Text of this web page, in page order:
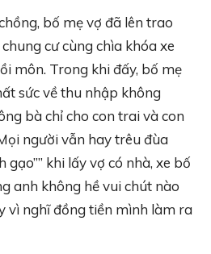
bố mẹ vợ đã lên trao
cư cùng chìa khóa xe
môn. Trong khi đấy, bố mẹ
sức về thu nhập không
bà chỉ cho con trai và con
người vẫn hay trêu đùa
gạo”” khi lấy vợ có nhà, xe bố
anh không hề vui chút nào
vì nghĩ đồng tiền mình làm ra